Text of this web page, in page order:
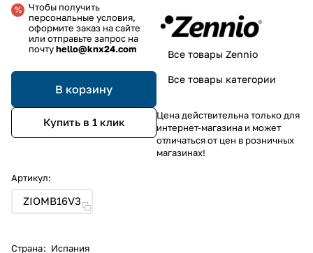
Чтобы получить
персональные условия,
оформите заказ на сайте
или отправьте запрос на
почтуhello@knx24.com
В корзину
Купить в 1 клик
Артикул:
ZIOMB16V3
Страна: Испания
Все товары Zennio
Все товары категории
Цена действительна только для
интернет-магазина и может
отличаться от цен в розничных
магазинах!